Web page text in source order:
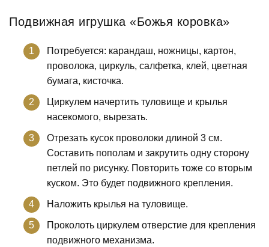
Подвижная игрушка «Божья коровка»
Потребуется: карандаш, ножницы, картон,
проволока, циркуль, салфетка, клей, цветная
бумага, кисточка.
Циркулем начертить туловище и крылья
насекомого, вырезать.
Отрезать кусок проволоки длиной 3 см.
Составить пополам и закрутить одну сторону
петлей по рисунку. Повторить тоже со вторым
куском. Это будет подвижного крепления.
Наложить крылья на туловище.
Проколоть циркулем отверстие для крепления
подвижного механизма.